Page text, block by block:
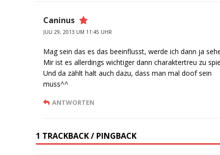
Caninus
JULI 29, 2013 UM 11:45 UHR
Mag sein das es das beeinflusst, werde ich dann ja
Mir ist es allerdings wichtiger dann charaktertreu zu
Und da zählt halt auch dazu, dass man mal doof sein
muss^^
ANTWORTEN
1 TRACKBACK / PINGBACK